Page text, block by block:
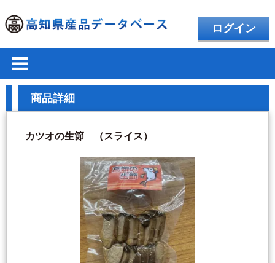
ログイン
商品詳細
カツオの生節 （スライス）